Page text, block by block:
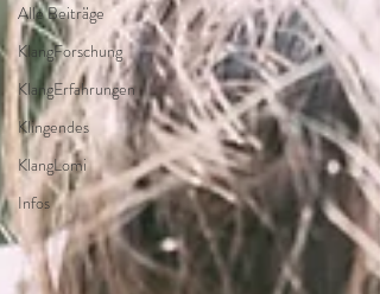
Alle Beiträge
KlangForschung
KlangErfahrungen
Klingendes
KlangLomi
Infos